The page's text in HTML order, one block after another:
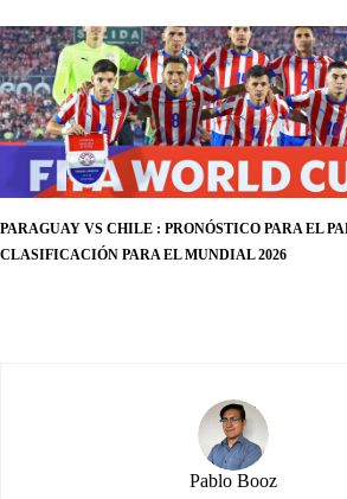
PARAGUAY VS CHILE : PRONÓSTICO PARA EL
CLASIFICACIÓN PARA EL MUNDIAL 2026
Pablo Booz